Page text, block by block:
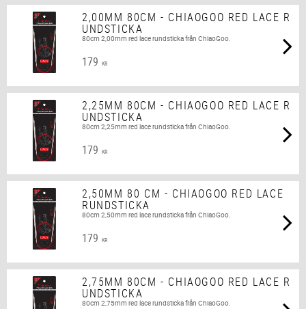
2,00MM 80CM - CHIAOGOO RED LACE R
UNDSTICKA
80cm 2,00mm red lace rundsticka från ChiaoGoo.
179 KR
2,25MM 80CM - CHIAOGOO RED LACE R
UNDSTICKA
80cm 2,25mm red lace rundsticka från ChiaoGoo.
179 KR
2,50MM 80 CM - CHIAOGOO RED LACE
RUNDSTICKA
80cm 2,50mm red lace rundsticka från ChiaoGoo.
179 KR
2,75MM 80CM - CHIAOGOO RED LACE R
UNDSTICKA
80cm 2,75mm red lace rundsticka från ChiaoGoo.